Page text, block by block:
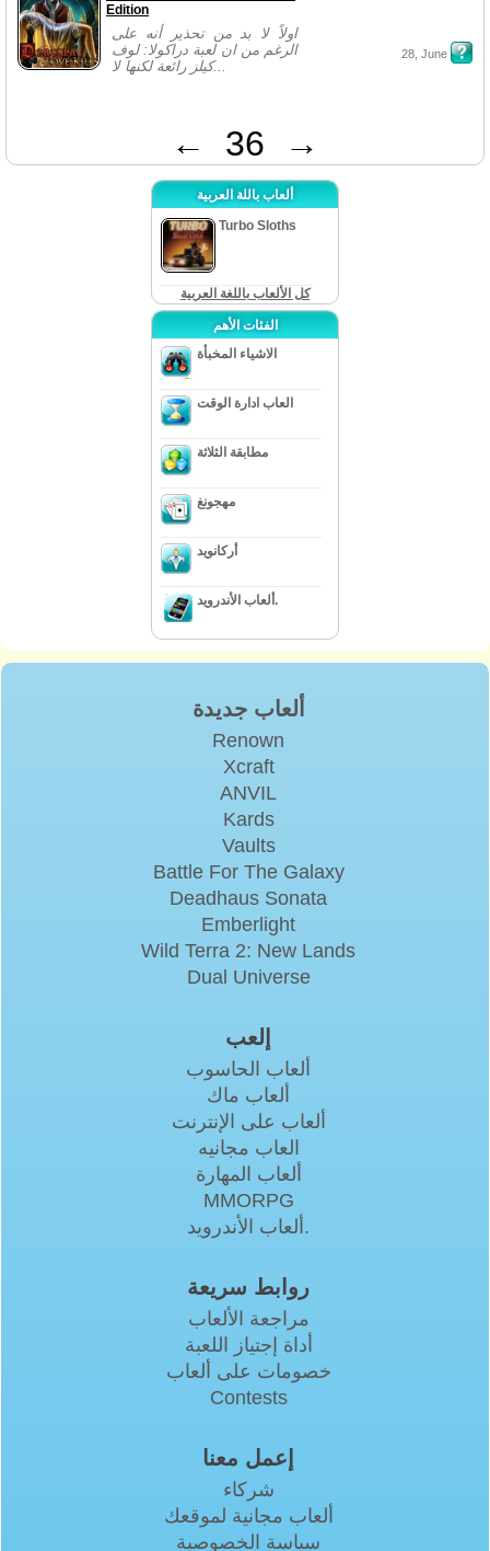
Edition
اولاً لا بد من تحذير أنه على
الرغم من ان لعبة دراكولا: لوف
كيلز رائعة لكنها لا...
28, June
← 36 →
ألعاب باللة العربية
Turbo Sloths
كل الألعاب باللغة العربية
الفئات الأهم
الاشياء المخبأة
العاب ادارة الوقت
مطابقة الثلاثة
مهجونغ
أركانويد
ألعاب الأندرويد.
ألعاب جديدة
Renown
Xcraft
ANVIL
Kards
Vaults
Battle For The Galaxy
Deadhaus Sonata
Emberlight
Wild Terra 2: New Lands
Dual Universe
إلعب
ألعاب الحاسوب
ألعاب ماك
ألعاب على الإنترنت
العاب مجانيه
ألعاب المهارة
MMORPG
ألعاب الأندرويد.
روابط سريعة
مراجعة الألعاب
أداة إجتياز اللعبة
خصومات على ألعاب
Contests
إعمل معنا
شركاء
ألعاب مجانية لموقعك
سياسة الخصوصية